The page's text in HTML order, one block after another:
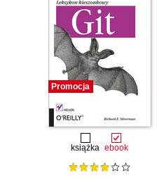
Promocja
książka ebook